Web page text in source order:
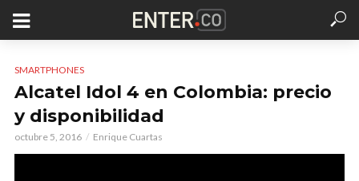
SMARTPHONES
Alcatel Idol 4 en Colombia: precio
y disponibilidad
octubre 5, 2016 Enrique Cuartas